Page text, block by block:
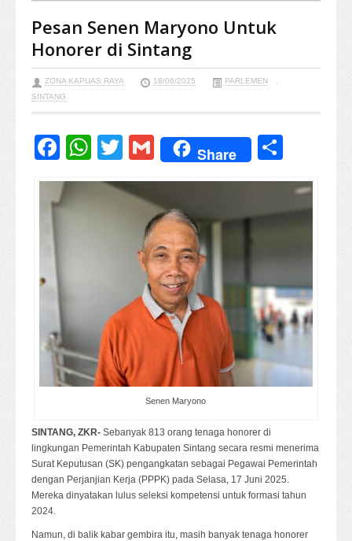
Pesan Senen Maryono Untuk
Honorer di Sintang
ZONA KAPUAS RAYA 18/06/2025 PARLEMEN
SINTANG
Facebook
WhatsApp
TwitterGmail
Share
Senen Maryono
SINTANG, ZKR- Sebanyak 813 orang tenaga honorer di
lingkungan Pemerintah Kabupaten Sintang secara resmi menerima
Surat Keputusan (SK) pengangkatan sebagai Pegawai Pemerintah
dengan Perjanjian Kerja (PPPK) pada Selasa, 17 Juni 2025.
Mereka dinyatakan lulus seleksi kompetensi untuk formasi tahun
2024.
Namun, di balik kabar gembira itu, masih banyak tenaga honorer